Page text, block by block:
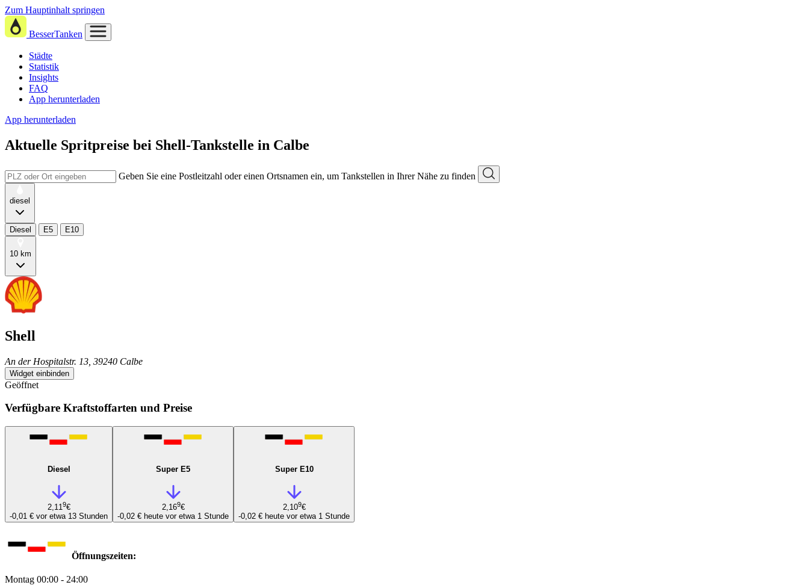
Zum Hauptinhalt springen
BesserTanken
Städte
Statistik
Insights
FAQ
App herunterladen
App herunterladen
Aktuelle Spritpreise bei Shell-Tankstelle in Calbe
Geben Sie eine Postleitzahl oder einen Ortsnamen ein, um Tankstellen in Ihrer Nähe zu finden
diesel
Diesel E5 E10
10 km
Shell
An der Hospitalstr. 13, 39240 Calbe
Widget einbinden
Geöffnet
Verfügbare Kraftstoffarten und Preise
Diesel
2,119€
-0,01 € vor etwa 13 Stunden
Super E5
2,169€
-0,02 € heute vor etwa 1 Stunde
Super E10
2,109€
-0,02 € heute vor etwa 1 Stunde
Öffnungszeiten:
Montag 00:00 - 24:00